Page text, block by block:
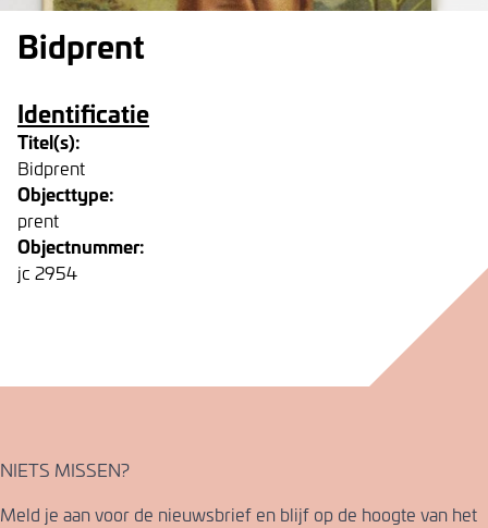
Bidprent
Identificatie
Titel(s):
Bidprent
Objecttype:
prent
Objectnummer:
jc 2954
NIETS MISSEN?
Meld je aan voor de nieuwsbrief en blijf op de hoogte van het